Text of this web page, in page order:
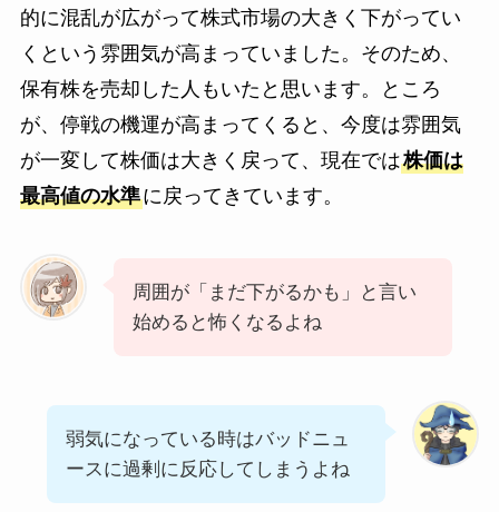
的に混乱が広がって株式市場の大きく下がってい
くという雰囲気が高まっていました。そのため、
保有株を売却した人もいたと思います。ところ
が、停戦の機運が高まってくると、今度は雰囲気
が一変して株価は大きく戻って、現在では株価は
最高値の水準に戻ってきています。
周囲が「まだ下がるかも」と言い
始めると怖くなるよね
弱気になっている時はバッドニュ
ースに過剰に反応してしまうよね